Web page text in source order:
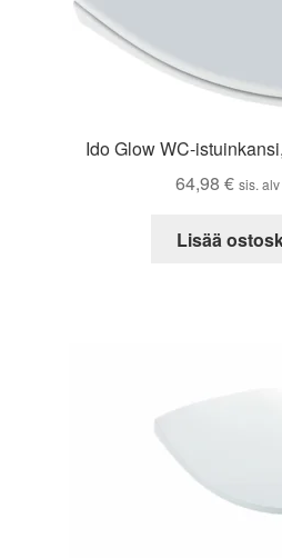
Ido Glow WC-
64,98 € sis.
Lisää